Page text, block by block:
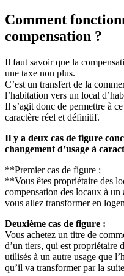
Comment
compensation ?
Il faut savoir que la
une taxe non plus.
C’est un transfert de la
l’habitation vers un local
Il s’agit donc de permettre à
caractère réel et définitif.
Il y a deux cas de figure
changement d’usage à
**Premier cas de figure :
**Vous êtes propriétaire des
compensation des locaux à un
vous allez transformer en
Deuxième cas de figure :
Vous achetez un titre de
d’un tiers, qui est propriétaire
utilisés à un autre usage que
qu’il va transformer par la